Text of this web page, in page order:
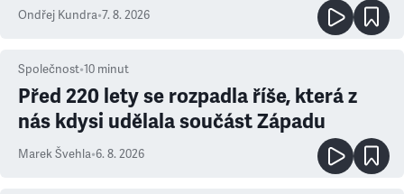
Ondřej Kundra•7. 8. 2026
Společnost•10 minut
Před 220 lety se rozpadla říše, která z
nás kdysi udělala součást Západu
Marek Švehla•6. 8. 2026